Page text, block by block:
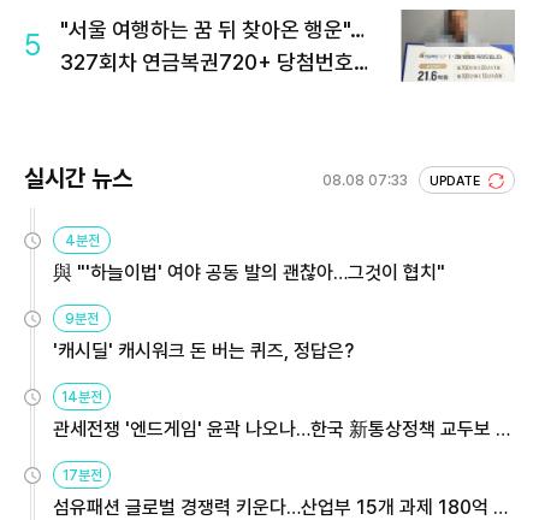
5
"서울 여행하는 꿈 뒤 찾아온 행운"…
327회차 연금복권720+ 당첨번호조
실시간 뉴스 08.08 07:33 UPDATE
4분전
與 "'하늘이법' 여야 공동 발의 괜찮아…그것이 협치"
9분전
'캐시딜' 캐시워크 돈 버는 퀴즈, 정답은?
14분전
관세전쟁 '엔드게임' 윤곽 나오나…한국 新통상정책 교두보 활
용해야
17분전
섬유패션 글로벌 경쟁력 키운다…산업부 15개 과제 180억 지